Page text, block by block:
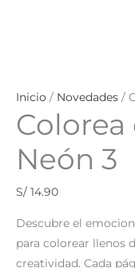
Inicio / Novedades /
Neón 3
S/ 14.90
Descubre el
para colorear llenos
creatividad. Cada